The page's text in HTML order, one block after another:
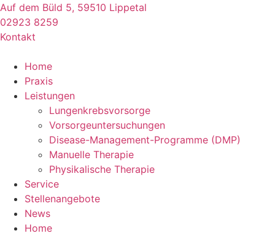
Zum
Inhalt
springen
Auf dem Büld 5, 59510 Lippetal
02923 8259
Kontakt
Home
Praxis
Leistungen
Lungenkrebsvorsorge
Vorsorgeuntersuchungen
Disease-Management-Programme (DMP)
Manuelle Therapie
Physikalische Therapie
Service
Stellenangebote
News
Home